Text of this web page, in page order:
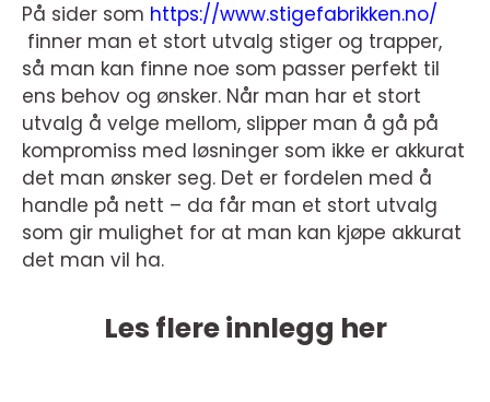
På sider som https://www.stigefabrikken.no/
finner man et stort utvalg stiger og trapper,
så man kan finne noe som passer perfekt til
ens behov og ønsker. Når man har et stort
utvalg å velge mellom, slipper man å gå på
kompromiss med løsninger som ikke er akkurat
det man ønsker seg. Det er fordelen med å
handle på nett – da får man et stort utvalg
som gir mulighet for at man kan kjøpe akkurat
det man vil ha.
Les flere innlegg her